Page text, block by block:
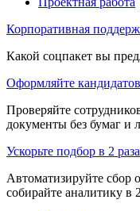
Корпоративная
Какой соцпакет вы
Оформляйте
Проверяйте
документы без бумаг и
Ускорьте подбор в 2
Автоматизируйте сбор
собирайте аналитику в